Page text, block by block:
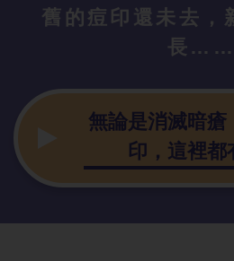
舊的痘印還未去，
長……
無論是消滅暗瘡
印，這裡都